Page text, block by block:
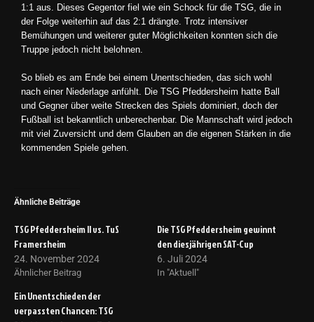
1:1 aus. Dieses Gegentor fiel wie ein Schock für die TSG, die in
der Folge weiterhin auf das 2:1 drängte. Trotz intensiver
Bemühungen und weiterer guter Möglichkeiten konnten sich die
Truppe jedoch nicht belohnen.
So blieb es am Ende bei einem Unentschieden, das sich wohl
nach einer Niederlage anfühlt. Die TSG Pfeddersheim hatte Ball
und Gegner über weite Strecken des Spiels dominiert, doch der
Fußball ist bekanntlich unberechenbar. Die Mannschaft wird jedoch
mit viel Zuversicht und dem Glauben an die eigenen Stärken in die
kommenden Spiele gehen.
Ähnliche Beiträge
TSG Pfeddersheim II vs. TuS
Framersheim
24. November 2024
Ähnlicher Beitrag
Die TSG Pfeddersheim gewinnt
den diesjährigen SAT-Cup
6. Juli 2024
In "Aktuell"
Ein Unentschieden der
verpassten Chancen: TSG